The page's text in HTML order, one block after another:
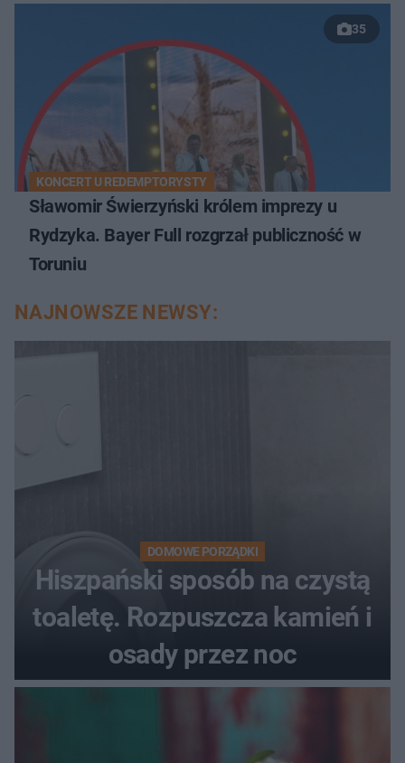
35
KONCERT U REDEMPTORYSTY
Sławomir Świerzyński królem imprezy u
Rydzyka. Bayer Full rozgrzał publiczność w
Toruniu
NAJNOWSZE NEWSY:
DOMOWE PORZĄDKI
Hiszpański sposób na czystą
toaletę. Rozpuszcza kamień i
osady przez noc